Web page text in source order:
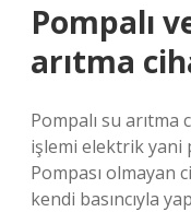
Pompalı
arıtma
Pompalı su
işlemi elektrik yani
Pompası olmayan
kendi basıncıyla